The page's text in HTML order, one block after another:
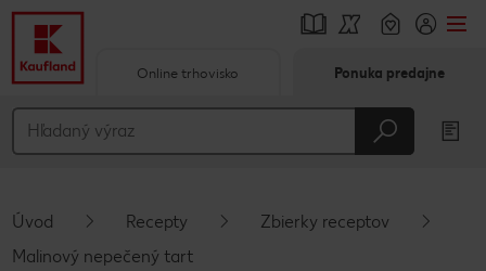
Hlavný obsah
Vyskakovací bočný panel
Online trhovisko Ponuka predajne
Úvod Recepty
Zbierky receptov
Malinový nepečený tart